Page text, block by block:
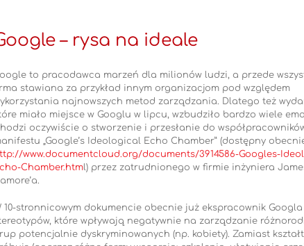
– rysa na ideale
to pracodawca marzeń dla milionów ludzi, a przede
stawiana za przykład innym organizacjom pod względem
najnowszych metod zarządzania. Dlatego też
miało miejsce w Googlu w lipcu, wzbudziło bardzo wiele
oczywiście o stworzenie i przesłanie do
„Google’s Ideological Echo Chamber” (dostępny
www.documentcloud.org/documents/3914586-Googles-
Chamber.html) przez zatrudnionego w firmie inżyniera
10-stronnicowym dokumencie obecnie już ekspracownik
które wpływają negatywnie na zarządzanie
potencjalnie dyskryminowanych (np. kobiety). Zamiast